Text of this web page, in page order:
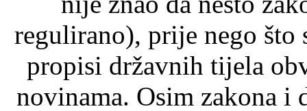
regulirano), prije nego što
propisi državnih tijela
novinama. Osim zakona i